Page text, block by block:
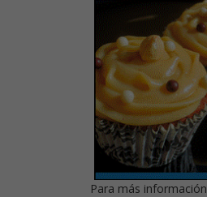
Para más información